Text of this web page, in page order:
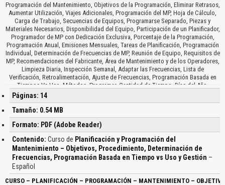
Programación del Mantenimiento, Objetivos de la Programación, Eliminar Retrasos,
Aumentar Utilización, Viajes Adicionales, Programación del MP, Hoja de Cálculo,
Carga de Trabajo, Secuencias de Equipos, Programarse Separado, Piezas y
Materiales Necesarios, Disponibilidad del Equipo, Participación de un Planificador,
Programador de MP con Dedicación Exclusiva, Porcentaje de la Programación,
Programación Anual, Emisiones Mensuales, Tareas de Planificación, Programación
Individual, Determinación de Frecuencias de MP, Reunión de Equipo, Requisitos de
MP, Recomendaciones del Fabricante, Área de Mantenimiento y de los Operadores,
Limpieza Diaria, Inspección Semanal, Adaptar las Frecuencias, Lista de
Verificación, Retroalimentación, Ajuste de Frecuencias, Programación Basada en
Tiempos Vs Uso, Métodos, Programar, Cantidad de Tiempo, Días del Año,
Programación Basada en Tiempos de Vs Uso, Preparación, Piezas, Toneladas,
Programación Dinámica, Lista de Verificación, Mayor Flexibilidad, Gestión de
Mantenimiento, Solicitud de Trabajo, Especialistas Disponibles, Equipo
Disponible, Supervisor, Planificar, Ejecutar, Tiempo, Base de Datos, Viaje,
Preparación, Tolerancia, Programa de Producción, Ficha de Tiempo, Horas
Efectivas, Horas de Retraso…
Páginas: 14
Tamaño: 0.54 MB
Formato: PDF (Adobe Reader)
Contenido: Curso de Planificación y Programación del
Mantenimiento – Objetivos, Procedimiento, Determinación de
Frecuencias, Programación Basada en Tiempo vs Uso y Gestión –
Español
CURSO – PLANIFICACIÓN – PROGRAMACIÓN – MANTENIMIENTO –